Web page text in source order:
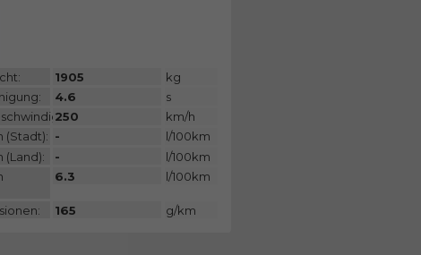
1905
kg
4.6
s
250
km/h
(Stadt): -
l/100km
(Land):
-
l/100km
6.3 l/100km
165 g/km